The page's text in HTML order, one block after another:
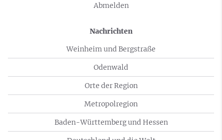
Abmelden
Nachrichten
Weinheim und Bergstraße
Odenwald
Orte der Region
Metropolregion
Baden-Württemberg und Hessen